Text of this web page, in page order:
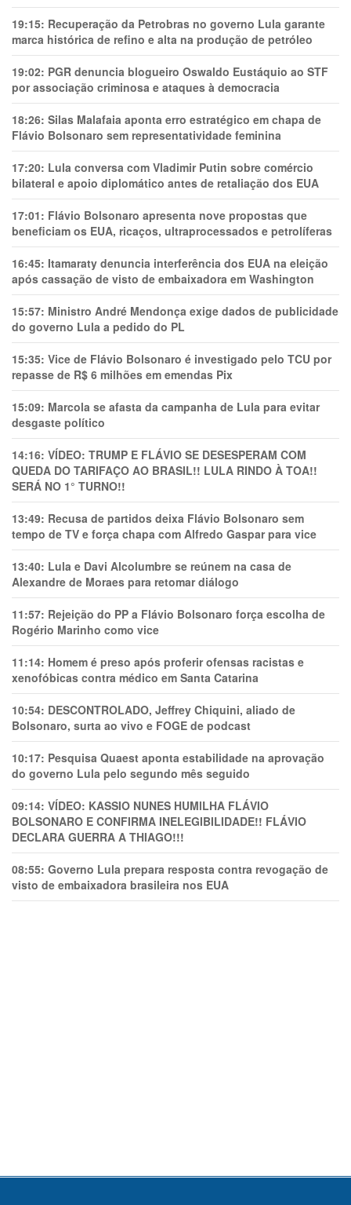
19:15: Recuperação da Petrobras no governo Lula garante
marca histórica de refino e alta na produção de petróleo
19:02: PGR denuncia blogueiro Oswaldo Eustáquio ao STF
por associação criminosa e ataques à democracia
18:26: Silas Malafaia aponta erro estratégico em chapa de
Flávio Bolsonaro sem representatividade feminina
17:20: Lula conversa com Vladimir Putin sobre comércio
bilateral e apoio diplomático antes de retaliação dos EUA
17:01: Flávio Bolsonaro apresenta nove propostas que
beneficiam os EUA, ricaços, ultraprocessados e petrolíferas
16:45: Itamaraty denuncia interferência dos EUA na eleição
após cassação de visto de embaixadora em Washington
15:57: Ministro André Mendonça exige dados de publicidade
do governo Lula a pedido do PL
15:35: Vice de Flávio Bolsonaro é investigado pelo TCU por
repasse de R$ 6 milhões em emendas Pix
15:09: Marcola se afasta da campanha de Lula para evitar
desgaste político
14:16: VÍDEO: TRUMP E FLÁVIO SE DESESPERAM COM
QUEDA DO TARIFAÇO AO BRASIL!! LULA RINDO À TOA!!
SERÁ NO 1° TURNO!!
13:49: Recusa de partidos deixa Flávio Bolsonaro sem
tempo de TV e força chapa com Alfredo Gaspar para vice
13:40: Lula e Davi Alcolumbre se reúnem na casa de
Alexandre de Moraes para retomar diálogo
11:57: Rejeição do PP a Flávio Bolsonaro força escolha de
Rogério Marinho como vice
11:14: Homem é preso após proferir ofensas racistas e
xenofóbicas contra médico em Santa Catarina
10:54: DESCONTROLADO, Jeffrey Chiquini, aliado de
Bolsonaro, surta ao vivo e FOGE de podcast
10:17: Pesquisa Quaest aponta estabilidade na aprovação
do governo Lula pelo segundo mês seguido
09:14: VÍDEO: KASSIO NUNES HUMlLHA FLÁVIO
BOLSONARO E CONFIRMA INELEGIBILIDADE!! FLÁVIO
DECLARA GUERRA A THIAGO!!!
08:55: Governo Lula prepara resposta contra revogação de
visto de embaixadora brasileira nos EUA